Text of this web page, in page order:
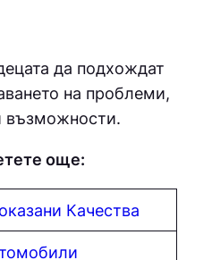
да подхождат
на проблеми,
възможности.
още:
Качества
били